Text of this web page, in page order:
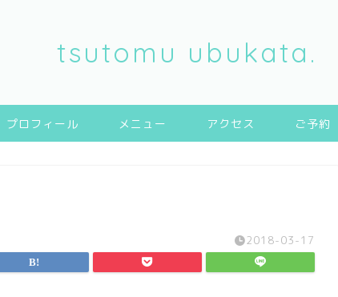
tsutomu ubukata.
プロフィール メニュー アクセス ご予約
2018-03-17